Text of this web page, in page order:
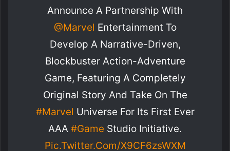
Announce A Partnership With
@Marvel Entertainment To
Develop A Narrative-Driven,
Blockbuster Action-Adventure
Game, Featuring A Completely
Original Story And Take On The
#Marvel Universe For Its First Ever
AAA #game Studio Initiative.
Pic.twitter.com/x9CF6zsWXM